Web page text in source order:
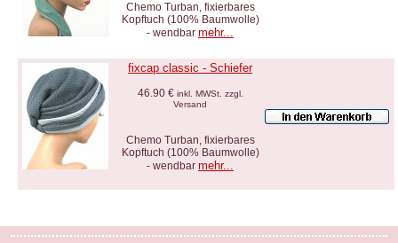
Chemo Turban, fixierbares
Kopftuch (100% Baumwolle)
- wendbar mehr...
fixcap classic - Schiefer
46.90 € inkl. MWSt. zzgl.
Versand
Chemo Turban, fixierbares
Kopftuch (100% Baumwolle)
- wendbar mehr...